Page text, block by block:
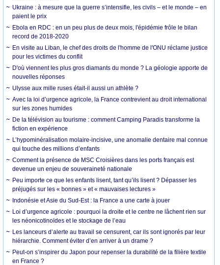
Ukraine : à mesure que la guerre s’intensifie, les civils – et le monde – en
paient le prix
Ebola en RDC : en un peu plus de deux mois, l'épidémie frôle le bilan
record de 2018-2020
En visite au Liban, le chef des droits de l'homme de l'ONU réclame justice
pour les victimes du conflit
D'où viennent les plus gros diamants du monde ? La géologie apporte de
nouvelles réponses
Ulysse aux mille ruses était-il aussi un athlète ?
Avec la loi d’urgence agricole, la France contrevient au droit international
sur les zones humides
De la télévision au tourisme : comment Camping Paradis transforme la
fiction en expérience
L’hypominéralisation molaire-incisive, une anomalie dentaire mal connue
qui touche des millions d’enfants
Comment la présence de MSC Croisières dans les ports français est
devenue un enjeu de souveraineté nationale
Peu importe ce que les enfants lisent, tant qu’ils lisent ? Dépasser les
préjugés sur les « bonnes » et « mauvaises lectures »
Indonésie et Asie du Sud-Est : la France a une carte à jouer
Loi d’urgence agricole : pourquoi la droite et le centre ne lâchent rien sur
les néonicotinoïdes et le stockage de l’eau
Les lanceurs d’alerte au travail se censurent, car ils sont ignorés par leur
hiérarchie. Comment éviter d’en arriver à un drame ?
Peut-on s’inspirer du Japon pour repenser la durabilité de la filière textile
en France ?